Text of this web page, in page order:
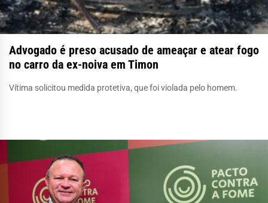
Advogado é preso acusado de ameaçar e atear fogo
no carro da ex-noiva em Timon
Vítima solicitou medida protetiva, que foi violada pelo homem.